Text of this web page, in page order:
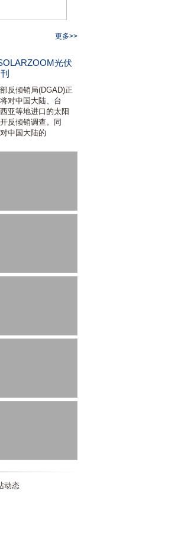
更多>>
光伏
反倾销局(DGAD)正
对中国大陆、台
亚等地进口的太阳
反倾销调查。同
中国大陆的
动态